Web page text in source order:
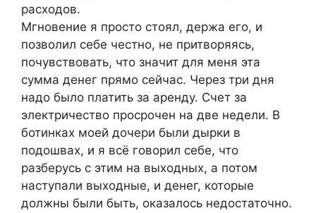
расходов.
Мгновение я просто стоял, держа его, и
позволил себе честно, не притворяясь,
почувствовать, что значит для меня эта
сумма денег прямо сейчас. Через три дня
надо было платить за аренду. Счет за
электричество просрочен на две недели. В
ботинках моей дочери были дырки в
подошвах, и я всё говорил себе, что
разберусь с этим на выходных, а потом
наступали выходные, и денег, которые
должны были быть, оказалось недостаточно.